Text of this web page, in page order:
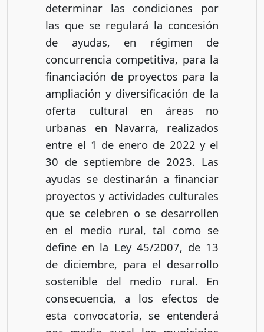
determinar las condiciones por
las que se regulará la concesión
de ayudas, en régimen de
concurrencia competitiva, para la
financiación de proyectos para la
ampliación y diversificación de la
oferta cultural en áreas no
urbanas en Navarra, realizados
entre el 1 de enero de 2022 y el
30 de septiembre de 2023. Las
ayudas se destinarán a financiar
proyectos y actividades culturales
que se celebren o se desarrollen
en el medio rural, tal como se
define en la Ley 45/2007, de 13
de diciembre, para el desarrollo
sostenible del medio rural. En
consecuencia, a los efectos de
esta convocatoria, se entenderá